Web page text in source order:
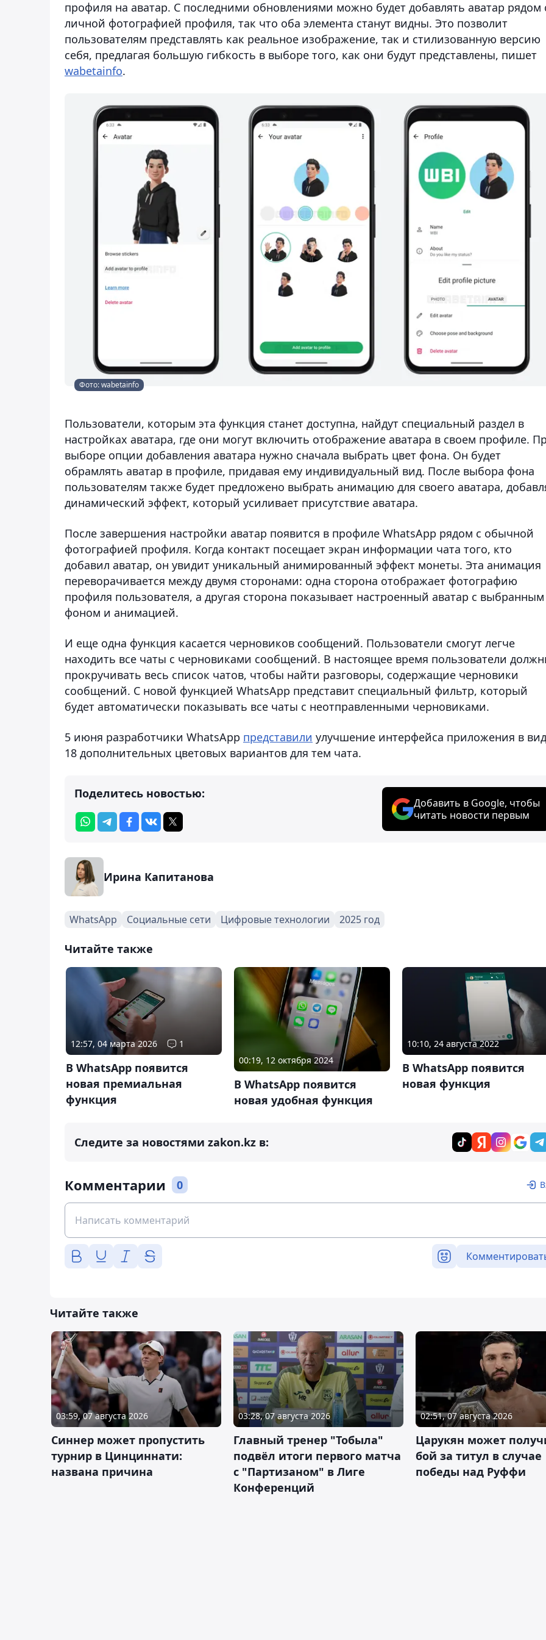
профиля на аватар. С последними обновлениями можно будет добавлять аватар рядом
личной фотографией профиля, так что оба элемента станут видны. Это позволит
пользователям представлять как реальное изображение, так и стилизованную версию
себя, предлагая большую гибкость в выборе того, как они будут представлены, пишет
wabetainfo.
Фото: wabetainfo
Пользователи, которым эта функция станет доступна, найдут специальный раздел в
настройках аватара, где они могут включить отображение аватара в своем профиле.
выборе опции добавления аватара нужно сначала выбрать цвет фона. Он будет
обрамлять аватар в профиле, придавая ему индивидуальный вид. После выбора фона
пользователям также будет предложено выбрать анимацию для своего аватара,
динамический эффект, который усиливает присутствие аватара.
После завершения настройки аватар появится в профиле WhatsApp рядом с обычной
фотографией профиля. Когда контакт посещает экран информации чата того, кто
добавил аватар, он увидит уникальный анимированный эффект монеты. Эта анимация
переворачивается между двумя сторонами: одна сторона отображает фотографию
профиля пользователя, а другая сторона показывает настроенный аватар с выбранным
фоном и анимацией.
И еще одна функция касается черновиков сообщений. Пользователи смогут легче
находить все чаты с черновиками сообщений. В настоящее время пользователи
прокручивать весь список чатов, чтобы найти разговоры, содержащие черновики
сообщений. С новой функцией WhatsApp представит специальный фильтр, который
будет автоматически показывать все чаты с неотправленными черновиками.
5 июня разработчики WhatsApp представили улучшение интерфейса приложения в
18 дополнительных цветовых вариантов для тем чата.
Поделитесь новостью:
Добавить в Google, чтобы
читать новости первым
Ирина Капитанова
WhatsApp Социальные сети Цифровые технологии 2025 год
Читайте также
12:57, 04 марта 2026 1
В WhatsApp появится
новая премиальная
функция
00:19, 12 октября 2024
В WhatsApp появится
новая удобная функция
10:10, 24 августа 2022
В WhatsApp появится
новая функция
Следите за новостями zakon.kz в:
Комментарии 0
Читайте также
03:59, 07 августа 2026
Синнер может пропустить
турнир в Цинциннати:
названа причина
03:28, 07 августа 2026
Главный тренер "Тобыла"
подвёл итоги первого матча
с "Партизаном" в Лиге
Конференций
02:51, 07 августа 2026
Царукян может
бой за титул в случае
победы над Руффи